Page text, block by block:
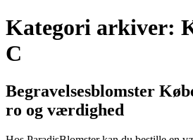
Kategori arkiver:
C
Begravelsesblomster
ro og værdighed